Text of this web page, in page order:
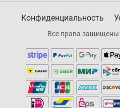
Конфиденциальность
Все права защищены